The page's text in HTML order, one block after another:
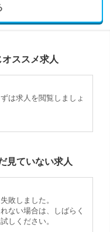
ススメ求人
は求人を閲覧しましょ
見ていない求人
敗しました。
ない場合は、しばらく
しください。